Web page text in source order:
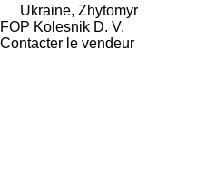
Ukraine, Zhytomyr
FOP Kolesnik D. V.
Contacter le vendeur